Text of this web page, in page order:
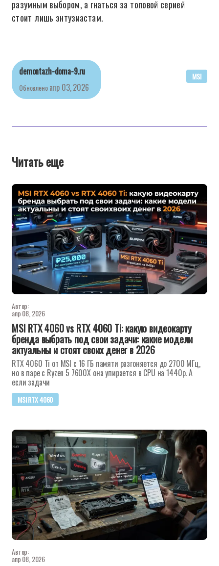
разумным выбором, а гнаться за топовой серией
стоит лишь энтузиастам.
demontazh-doma-9.ru
Обновлено апр 03, 2026
MSI
Читать еще
Автор:
апр 08, 2026
MSI RTX 4060 vs RTX 4060 Ti: какую видеокарту
бренда выбрать под свои задачи: какие модели
актуальны и стоят своих денег в 2026
RTX 4060 Ti от MSI с 16 ГБ памяти разгоняется до 2700 МГц,
но в паре с Ryzen 5 7600X она упирается в CPU на 1440p. А
если задачи
MSI RTX 4060
Автор:
апр 08, 2026